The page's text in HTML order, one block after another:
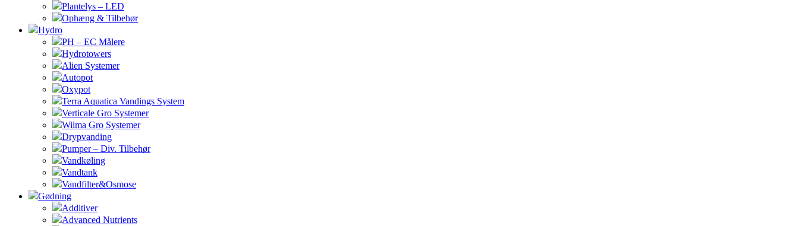
Plantelys – LED
Ophæng & Tilbehør
Hydro
PH – EC Målere
Hydrotowers
Alien Systemer
Autopot
Oxypot
Terra Aquatica Vandings System
Verticale Gro Systemer
Wilma Gro Systemer
Drypvanding
Pumper – Div. Tilbehør
Vandkøling
Vandtank
Vandfilter&Osmose
Gødning
Additiver
Advanced Nutrients